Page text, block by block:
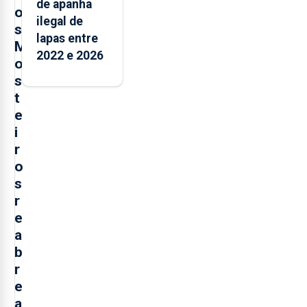
o
s
M
o
s
t
e
i
r
o
s
r
e
a
b
r
e
a
de apanha
ilegal de
lapas entre
2022 e 2026